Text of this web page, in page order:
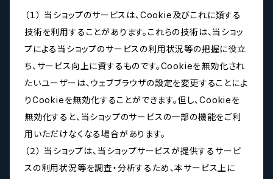
（１） 当ショップのサービスは、Cookie及びこれに類する
技術を利用することがあります。これらの技術は、当ショッ
プによる当ショップのサービスの利用状況等の把握に役立
ち、サービス向上に資するものです。Cookieを無効化され
たいユーザーは、ウェブブラウザの設定を変更することによ
りCookieを無効化することができます。但し、Cookieを
無効化すると、当ショップのサービスの一部の機能をご利
用いただけなくなる場合があります。
（２） 当ショップは、当ショップサービスが提供するサービ
スの利用状況等を調査・分析するため、本サービス上に